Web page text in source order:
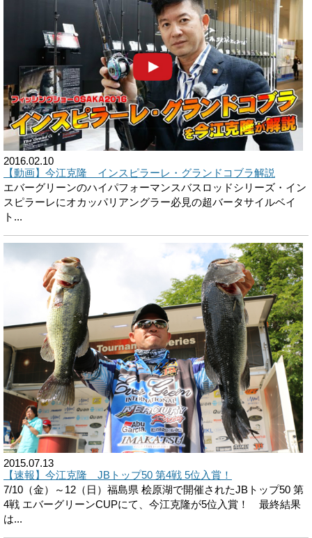
2016.02.10
【動画】今江克隆 インスピラーレ・グランドコブラ解説
エバーグリーンのハイパフォーマンスバスロッドシリーズ・イン
スピラーレにオカッパリ­アングラー必見の超バータサイルベイ
ト...
2015.07.13
【速報】今江克隆 JBトップ50 第4戦 5位入賞！
7/10（金）～12（日）福島県 桧原湖で開催されたJBトップ50 第
4戦 エバーグリーンCUPにて、今江克隆が5位入賞！ 最終結果
は...